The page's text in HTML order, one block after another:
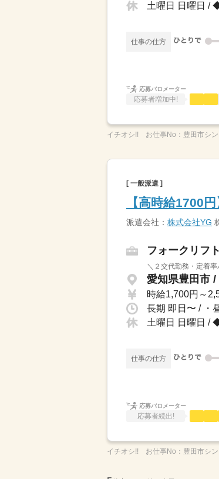
土曜日 日曜日 /
仕事の仕方
応募バロメーター
応募者増加中!
イチオシ!! お仕事No： 豊田市シ
[ 一般派遣 ]
【高時給1700
派遣会社： 株式会社YG
フォークリフト
＼２交代勤務・定着
愛知県豊田市 /
時給1,700円～
土曜日 日曜日 /
仕事の仕方
応募バロメーター
応募者続出!
イチオシ!! お仕事No： 豊田市シ